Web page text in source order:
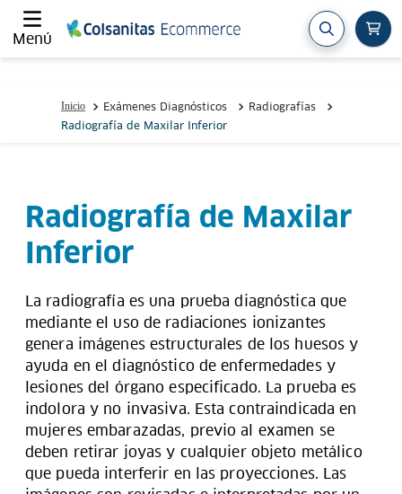
Menú
Exámenes Diagnósticos
Radiografías
Radiografía de Maxilar Inferior
Radiografía de Maxilar
Inferior
La radiografía es una prueba diagnóstica que
mediante el uso de radiaciones ionizantes
genera imágenes estructurales de los huesos y
ayuda en el diagnóstico de enfermedades y
lesiones del órgano especificado. La prueba es
indolora y no invasiva. Esta contraindicada en
mujeres embarazadas, previo al examen se
deben retirar joyas y cualquier objeto metálico
que pueda interferir en las proyecciones. Las